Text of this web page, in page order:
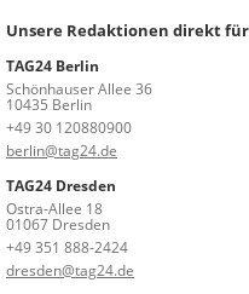
Unsere Redaktionen direkt
TAG24 Berlin
Schönhauser Allee 36
10435 Berlin
+49 30 120880900
berlin@tag24.de
TAG24 Dresden
Ostra-Allee 18
01067 Dresden
+49 351 888-2424
dresden@tag24.de